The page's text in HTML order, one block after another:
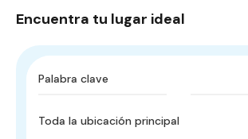
Encuentra tu lugar ideal
Toda la ubicación principal